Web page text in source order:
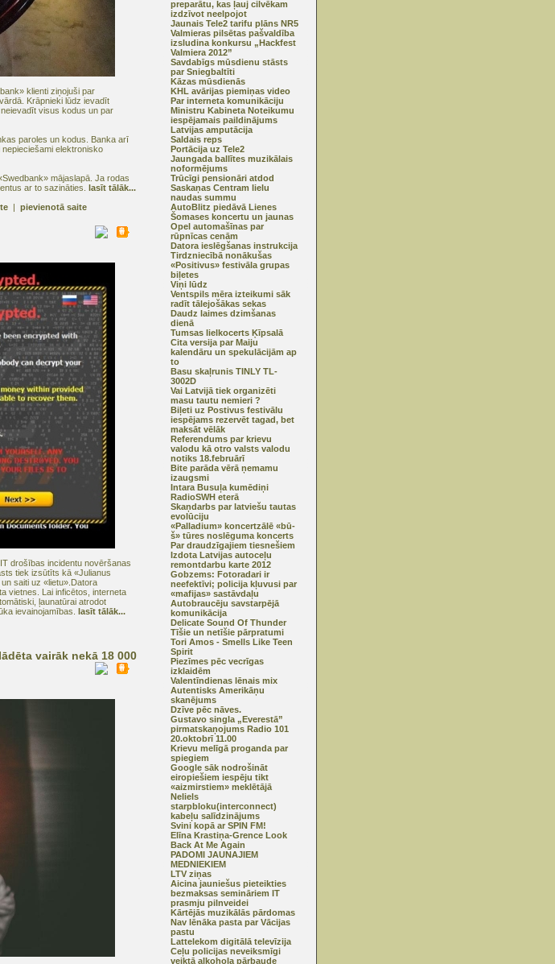
klienti ziņojuši par
Krāpnieki lūdz ievadīt
visus kodus un par
paroles un kodus. Banka arī
elektronisko
mājaslapā. Ja rodas
ar to sazināties. lasīt tālāk...
| pievienotā saite
drošības incidentu novēršanas
tiek izsūtīts kā «Julianus
saiti uz «lietu».Datora
vietnes. Lai inficētos, interneta
ļaunatūrai atrodot
ievainojamības. lasīt tālāk...
vairāk nekā 18 000
preparātu, kas ļauj cilvēkam
izdzīvot neelpojot
Jaunais Tele2 tarifu plāns NR5
Valmieras pilsētas pašvaldība
izsludina konkursu „Hackfest
Valmiera 2012”
Savdabīgs mūsdienu stāsts
par Sniegbaltīti
Kāzas mūsdienās
KHL avārijas piemiņas video
Par interneta komunikāciju
Ministru Kabineta Noteikumu
iespējamais paildinājums
Latvijas amputācija
Saldais reps
Portācija uz Tele2
Jaungada ballītes muzikālais
noformējums
Trūcīgi pensionāri atdod
Saskaņas Centram lielu
naudas summu
AutoBlitz piedāvā Lienes
Šomases koncertu un jaunas
Opel automašīnas par
rūpnīcas cenām
Datora ieslēgšanas instrukcija
Tirdzniecībā nonākušas
«Positivus» festivāla grupas
biļetes
Viņi lūdz
Ventspils mēra izteikumi sāk
radīt tālejošākas sekas
Daudz laimes dzimšanas
dienā
Tumsas lielkocerts Ķīpsalā
Cita versija par Maiju
kalendāru un spekulācijām ap
to
Basu skaļrunis TINLY TL-
3002D
Vai Latvijā tiek organizēti
masu tautu nemieri ?
Biļeti uz Postivus festivālu
iespējams rezervēt tagad, bet
maksāt vēlāk
Referendums par krievu
valodu kā otro valsts valodu
notiks 18.februārī
Bite parāda vērā ņemamu
izaugsmi
Intara Busuļa kumēdiņi
RadioSWH eterā
Skaņdarbs par latviešu tautas
evolūciju
«Palladium» koncertzālē «bū-
š» tūres noslēguma koncerts
Par draudzīgajiem tiesnešiem
Izdota Latvijas autoceļu
remontdarbu karte 2012
Gobzems: Fotoradari ir
neefektīvi; policija kļuvusi par
«mafijas» sastāvdaļu
Autobraucēju savstarpējā
komunikācija
Delicate Sound Of Thunder
Tīšie un netīšie pārpratumi
Tori Amos - Smells Like Teen
Spirit
Piezīmes pēc vecrīgas
izklaidēm
Valentīndienas lēnais mix
Autentisks Amerikāņu
skanējums
Dzīve pēc nāves.
Gustavo singla „Everestā”
pirmatskaņojums Radio 101
20.oktobrī 11.00
Krievu melīgā proganda par
spiegiem
Google sāk nodrošināt
eiropiešiem iespēju tikt
«aizmirstiem» meklētājā
Neliels
starpbloku(interconnect)
kabeļu salīdzinājums
Svini kopā ar SPIN FM!
Elīna Krastiņa-Grence Look
Back At Me Again
PADOMI JAUNAJIEM
MEDNIEKIEM
LTV ziņas
Aicina jauniešus pieteikties
bezmaksas semināriem IT
prasmju pilnveidei
Kārtējās muzikālās pārdomas
Nav lēnāka pasta par Vācijas
pastu
Lattelekom digitālā televīzija
Ceļu policijas neveiksmīgi
veiktā alkohola pārbaude